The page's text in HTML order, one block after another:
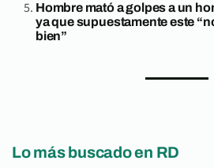
Hombre mató a golpes a un
ya que supuestamente este
bien”
Lo más buscado en RD